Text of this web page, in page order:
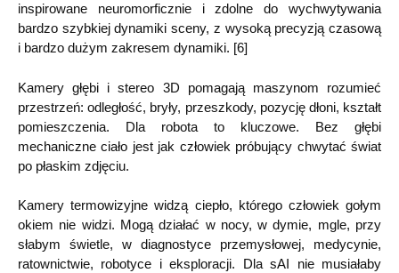
inspirowane neuromorficznie i zdolne do wychwytywania
bardzo szybkiej dynamiki sceny, z wysoką precyzją czasową
i bardzo dużym zakresem dynamiki. [6]
Kamery głębi i stereo 3D pomagają maszynom rozumieć
przestrzeń: odległość, bryły, przeszkody, pozycję dłoni, kształt
pomieszczenia. Dla robota to kluczowe. Bez głębi
mechaniczne ciało jest jak człowiek próbujący chwytać świat
po płaskim zdjęciu.
Kamery termowizyjne widzą ciepło, którego człowiek gołym
okiem nie widzi. Mogą działać w nocy, w dymie, mgle, przy
słabym świetle, w diagnostyce przemysłowej, medycynie,
ratownictwie, robotyce i eksploracji. Dla sAI nie musiałaby